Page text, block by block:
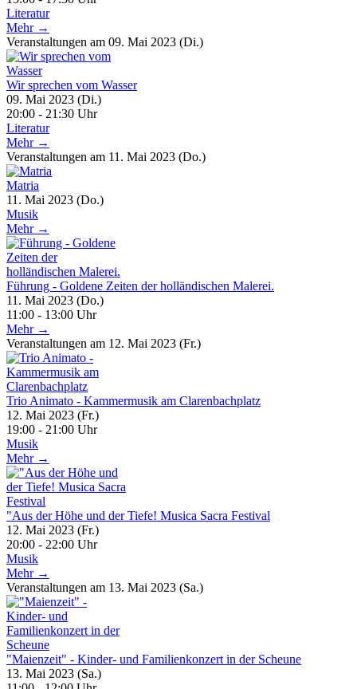
Literatur
Mehr →
Veranstaltungen am 09. Mai 2023 (Di.)
Wir sprechen vom Wasser
09. Mai 2023 (Di.)
20:00 - 21:30 Uhr
Literatur
Mehr →
Veranstaltungen am 11. Mai 2023 (Do.)
Matria
11. Mai 2023 (Do.)
Musik
Mehr →
Führung - Goldene Zeiten der holländischen Malerei.
11. Mai 2023 (Do.)
11:00 - 13:00 Uhr
Mehr →
Veranstaltungen am 12. Mai 2023 (Fr.)
Trio Animato - Kammermusik am Clarenbachplatz
12. Mai 2023 (Fr.)
19:00 - 21:00 Uhr
Musik
Mehr →
"Aus der Höhe und der Tiefe! Musica Sacra Festival
12. Mai 2023 (Fr.)
20:00 - 22:00 Uhr
Musik
Mehr →
Veranstaltungen am 13. Mai 2023 (Sa.)
"Maienzeit" - Kinder- und Familienkonzert in der Scheune
13. Mai 2023 (Sa.)